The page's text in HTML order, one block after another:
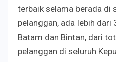
terbaik selama berada di
pelanggan, ada lebih dari
Batam dan Bintan, dari
pelanggan di seluruh